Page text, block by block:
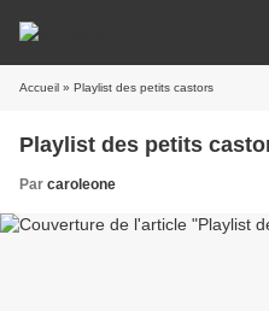
Accueil » Playlist des petits castors
Playlist des petits
Par caroleone